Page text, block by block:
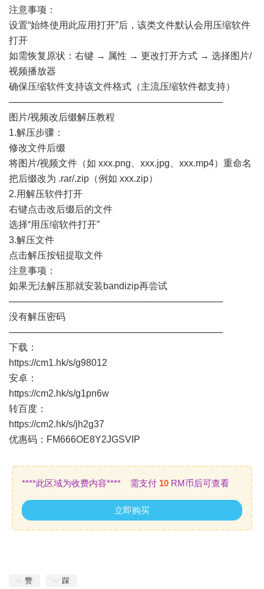
注意事项：
设置“始终使用此应用打开”后，该类文件默认会用压缩软件
打开
如需恢复原状：右键 → 属性 → 更改打开方式 → 选择图片/
视频播放器
确保压缩软件支持该文件格式（主流压缩软件都支持）
─────────────────────────────────
图片/视频改后缀解压教程
1.解压步骤：
修改文件后缀
将图片/视频文件（如 xxx.png、xxx.jpg、xxx.mp4）重命名
把后缀改为 .rar/.zip（例如 xxx.zip）
2.用解压软件打开
右键点击改后缀后的文件
选择“用压缩软件打开”
3.解压文件
点击解压按钮提取文件
注意事项：
如果无法解压那就安装bandizip再尝试
─────────────────────────────────
没有解压密码
─────────────────────────────────
下载：
https://cm1.hk/s/g98012
安卓：
https://cm2.hk/s/g1pn6w
转百度：
https://cm2.hk/s/jh2g37
优惠码：FM666OE8Y2JGSVIP
****此区域为收费内容**** 需支付 10 RM币后可查看
立即购买
赞 踩